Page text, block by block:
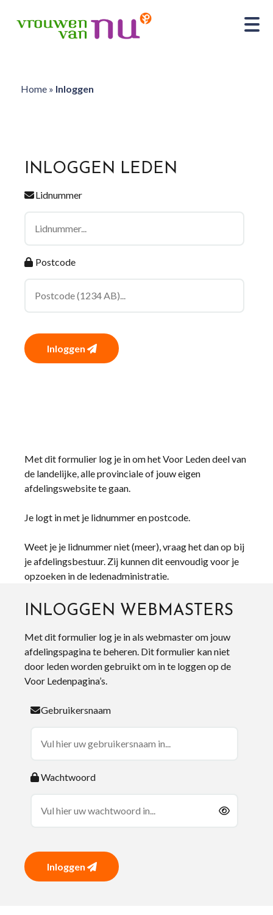
Home» Inloggen
INLOGGEN LEDEN
Lidnummer
Postcode
Inloggen
Met dit formulier log je in om het Voor Leden deel van
de landelijke, alle provinciale of jouw eigen
afdelingswebsite te gaan.
Je logt in met je lidnummer en postcode.
Weet je je lidnummer niet (meer), vraag het dan op bij
je afdelingsbestuur. Zij kunnen dit eenvoudig voor je
opzoeken in de ledenadministratie.
INLOGGEN WEBMASTERS
Met dit formulier log je in als webmaster om jouw
afdelingspagina te beheren. Dit formulier kan niet
door leden worden gebruikt om in te loggen op de
Voor Ledenpagina’s.
Gebruikersnaam
Wachtwoord
Inloggen